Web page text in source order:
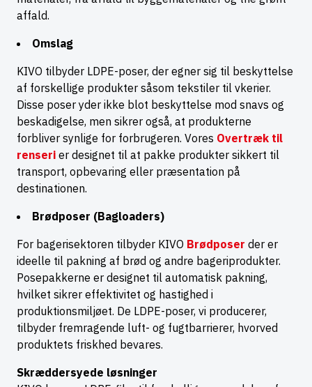
affald.
Omslag
KIVO tilbyder LDPE-poser, der egner sig til beskyttelse
af forskellige produkter såsom tekstiler til vkerier.
Disse poser yder ikke blot beskyttelse mod snavs og
beskadigelse, men sikrer også, at produkterne
forbliver synlige for forbrugeren. Vores Overtræk til
renseri er designet til at pakke produkter sikkert til
transport, opbevaring eller præsentation på
destinationen.
Brødposer (Bagloaders)
For bagerisektoren tilbyder KIVO Brødposer der er
ideelle til pakning af brød og andre bageriprodukter.
Posepakkerne er designet til automatisk pakning,
hvilket sikrer effektivitet og hastighed i
produktionsmiljøet. De LDPE-poser, vi producerer,
tilbyder fremragende luft- og fugtbarrierer, hvorved
produktets friskhed bevares.
Skræddersyede løsninger